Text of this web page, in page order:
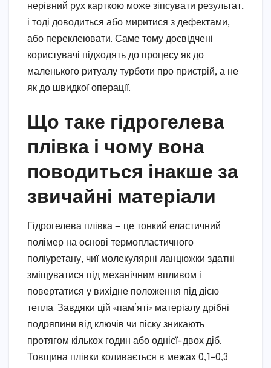
нерівний рух карткою може зіпсувати результат,
і тоді доводиться або миритися з дефектами,
або переклеювати. Саме тому досвідчені
користувачі підходять до процесу як до
маленького ритуалу турботи про пристрій, а не
як до швидкої операції.
Що таке гідрогелева
плівка і чому вона
поводиться інакше за
звичайні матеріали
Гідрогелева плівка — це тонкий еластичний
полімер на основі термопластичного
поліуретану, чиї молекулярні ланцюжки здатні
зміщуватися під механічним впливом і
повертатися у вихідне положення під дією
тепла. Завдяки цій «пам’яті» матеріалу дрібні
подряпини від ключів чи піску зникають
протягом кількох годин або однієї-двох діб.
Товщина плівки коливається в межах 0,1–0,3